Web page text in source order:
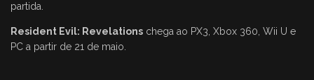
partida.
Resident Evil: Revelations chega ao PX3, Xbox 360, Wii U e
PC a partir de 21 de maio.